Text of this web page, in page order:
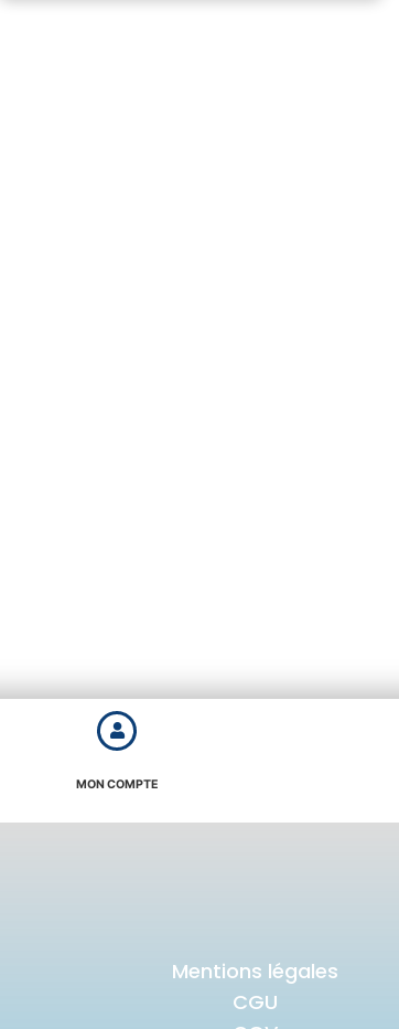
MON COMPTE
Mentions légales
CGU